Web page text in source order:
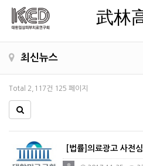
武林
武林高手
최신뉴스
Total 2,117건 125 페이지
[법률]의료광고 사전